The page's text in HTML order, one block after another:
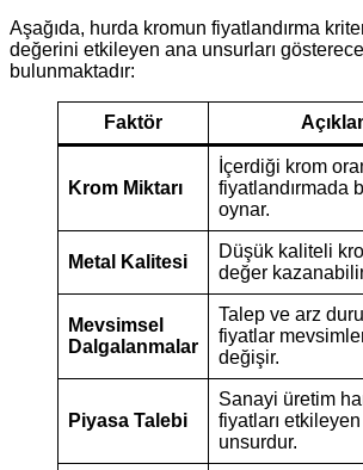
Aşağıda, hurda kromun fiyatlandırma
değerini etkileyen ana unsurları
bulunmaktadır:
Faktör
Krom Miktarı
İçerdiği krom
fiyatlandırmada
oynar.
Metal Kalitesi
Düşük kaliteli
değer
Mevsimsel
Dalgalanmalar
Talep ve arz
fiyatlar
değişir.
Piyasa Talebi
Sanayi üretim
fiyatları
unsurdur.